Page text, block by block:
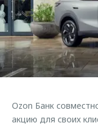
Страхование
Кредитный
Аксессуары
Одежда и сувениры
Запчасти
Клиентская
O&J Автоклуб
Клуб владельцев
Приложение O&J
Одежда и сувениры
Обратная связь
Ozon Банк
акцию для своих